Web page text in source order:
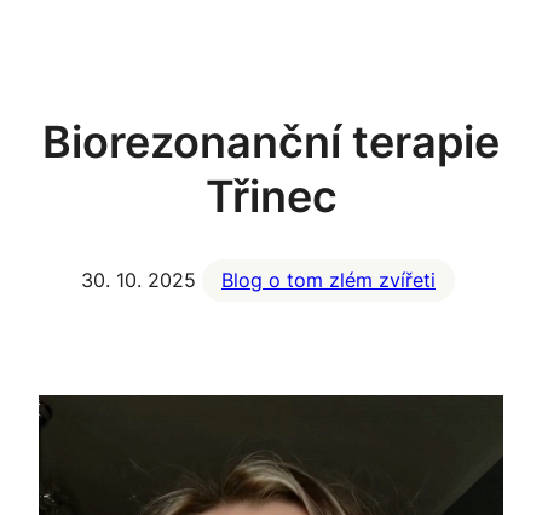
Biorezonanční terapie
Třinec
30. 10. 2025 Blog o tom zlém zvířeti